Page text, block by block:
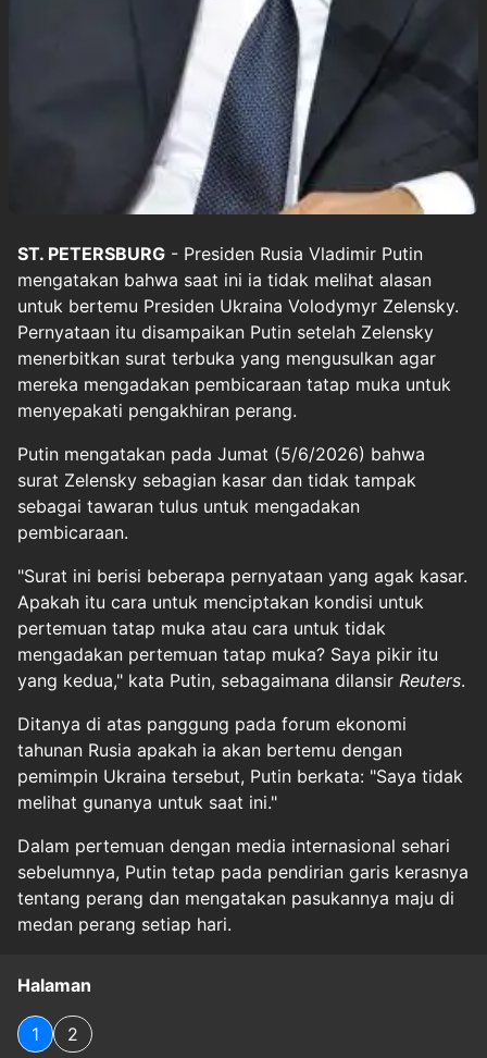
ST. PETERSBURG - Presiden Rusia Vladimir Putin
mengatakan bahwa saat ini ia tidak melihat alasan
untuk bertemu Presiden Ukraina Volodymyr Zelensky.
Pernyataan itu disampaikan Putin setelah Zelensky
menerbitkan surat terbuka yang mengusulkan agar
mereka mengadakan pembicaraan tatap muka untuk
menyepakati pengakhiran perang.
Putin mengatakan pada Jumat (5/6/2026) bahwa
surat Zelensky sebagian kasar dan tidak tampak
sebagai tawaran tulus untuk mengadakan
pembicaraan.
"Surat ini berisi beberapa pernyataan yang agak kasar.
Apakah itu cara untuk menciptakan kondisi untuk
pertemuan tatap muka atau cara untuk tidak
mengadakan pertemuan tatap muka? Saya pikir itu
yang kedua," kata Putin, sebagaimana dilansir Reuters.
Ditanya di atas panggung pada forum ekonomi
tahunan Rusia apakah ia akan bertemu dengan
pemimpin Ukraina tersebut, Putin berkata: "Saya tidak
melihat gunanya untuk saat ini."
Dalam pertemuan dengan media internasional sehari
sebelumnya, Putin tetap pada pendirian garis kerasnya
tentang perang dan mengatakan pasukannya maju di
medan perang setiap hari.
Halaman
1 2